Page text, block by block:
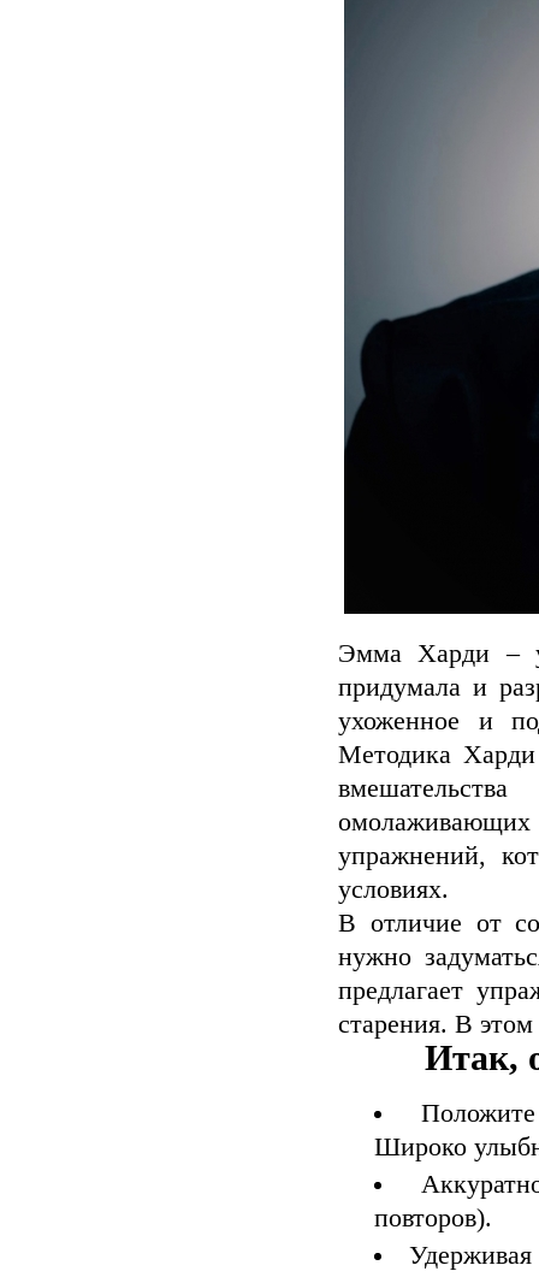
Эмма Харди –
придумала и
ухоженное и
Методика Харди
омолаживающих
упражнений,
условиях.
В отличие от
нужно
предлагает
старения. В
Итак,
Широко
повторов).
Удерживая